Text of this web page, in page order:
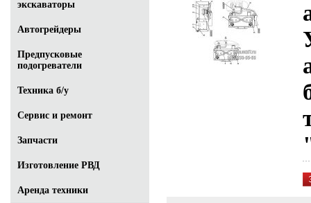
экскаваторы
Автогрейдеры
Предпусковые
подогреватели
Техника б/у
Сервис и ремонт
Запчасти
Изготовление РВД
Аренда техники